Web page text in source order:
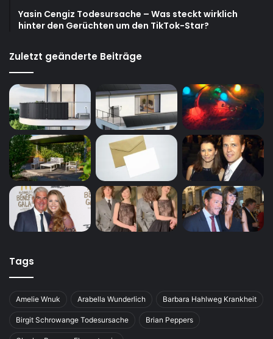
Yasin Cengiz Todesursache – Was steckt wirklich
hinter den Gerüchten um den TikTok-Star?
Zuletzt geänderte Beiträge
Tags
Amelie Wnuk Arabella Wunderlich Barbara Hahlweg Krankheit
Birgit Schrowange Todesursache Brian Peppers